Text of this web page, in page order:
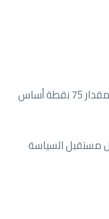
Citigroup وMUFG لا يزالان يتوقعان تخفيضات بمقدار 75 نقطة أساس
مستقبل السياسة